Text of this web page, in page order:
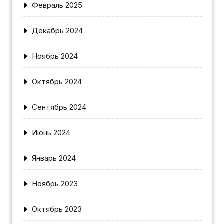
Февраль 2025
Декабрь 2024
Ноябрь 2024
Октябрь 2024
Сентябрь 2024
Июнь 2024
Январь 2024
Ноябрь 2023
Октябрь 2023